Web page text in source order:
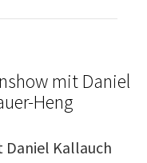
mit Daniel
Heng
Daniel Kallauch